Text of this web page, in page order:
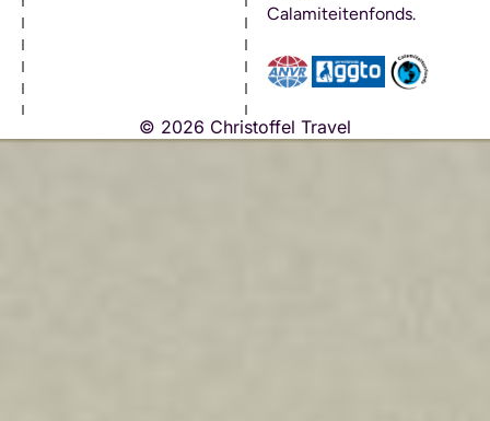
Calamiteitenfonds.
© 2026 Christoffel Travel